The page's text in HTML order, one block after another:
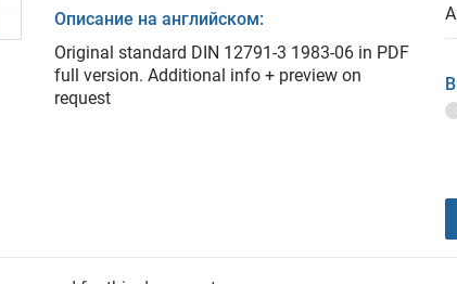
Описание на английском:
Original standard DIN 12791-3 1983-06 in PDF
full version. Additional info + preview on
request